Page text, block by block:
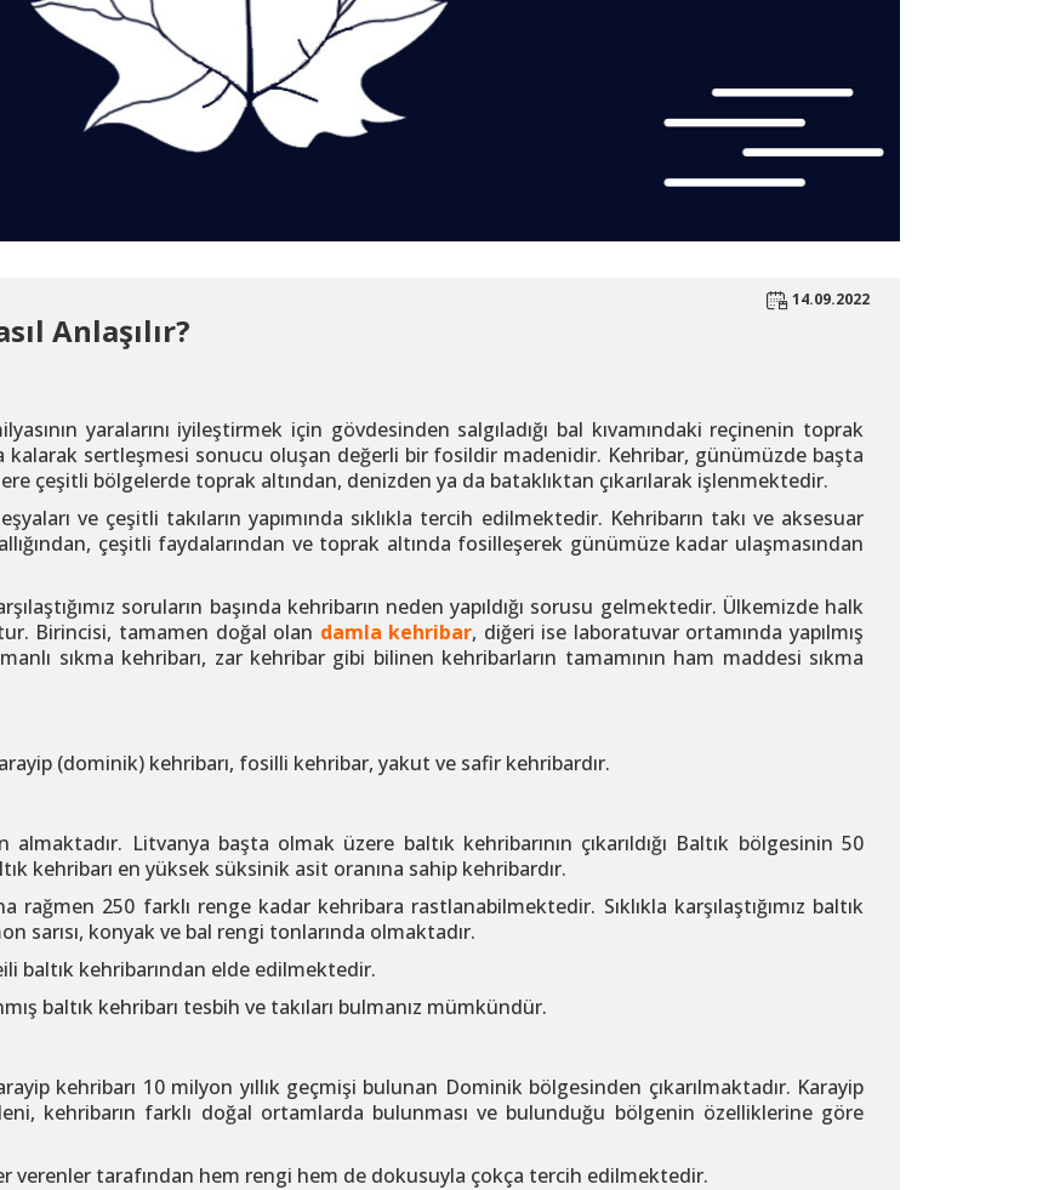
14.09.2022
Anlaşılır?
yaralarını iyileştirmek için gövdesinden salgıladığı bal kıvamındaki reçinenin toprak
kalarak sertleşmesi sonucu oluşan değerli bir fosildir madenidir. Kehribar, günümüzde başta
çeşitli bölgelerde toprak altından, denizden ya da bataklıktan çıkarılarak işlenmektedir.
ve çeşitli takıların yapımında sıklıkla tercih edilmektedir. Kehribarın takı ve aksesuar
çeşitli faydalarından ve toprak altında fosilleşerek günümüze kadar ulaşmasından
soruların başında kehribarın neden yapıldığı sorusu gelmektedir. Ülkemizde halk
Birincisi, tamamen doğal olan damla kehribar, diğeri ise laboratuvar ortamında yapılmış
sıkma kehribarı, zar kehribar gibi bilinen kehribarların tamamının ham maddesi sıkma
(dominik) kehribarı, fosilli kehribar, yakut ve safir kehribardır.
almaktadır. Litvanya başta olmak üzere baltık kehribarının çıkarıldığı Baltık bölgesinin 50
kehribarı en yüksek süksinik asit oranına sahip kehribardır.
rağmen 250 farklı renge kadar kehribara rastlanabilmektedir. Sıklıkla karşılaştığımız baltık
sarısı, konyak ve bal rengi tonlarında olmaktadır.
baltık kehribarından elde edilmektedir.
baltık kehribarı tesbih ve takıları bulmanız mümkündür.
kehribarı 10 milyon yıllık geçmişi bulunan Dominik bölgesinden çıkarılmaktadır. Karayip
kehribarın farklı doğal ortamlarda bulunması ve bulunduğu bölgenin özelliklerine göre
verenler tarafından hem rengi hem de dokusuyla çokça tercih edilmektedir.